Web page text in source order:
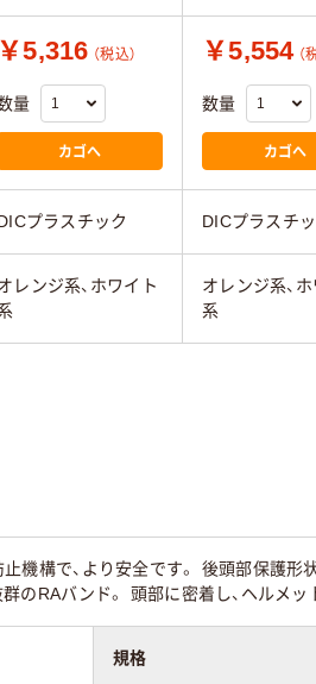
￥5,316 （税込）
量
カゴへ
￥5,554 （
数量
カゴへ
プラスチック DICプラスチ
レンジ系、ホワイト
オレンジ系、
系
機構で、より安全です。 後頭部保護
のRAバンド。 頭部に密着し、ヘルメ
規格